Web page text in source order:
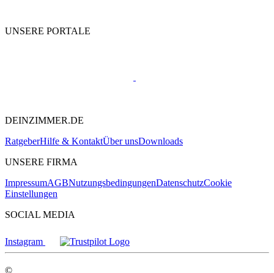
UNSERE PORTALE
DEINZIMMER.DE
RatgeberHilfe & KontaktÜber unsDownloads
UNSERE FIRMA
ImpressumAGBNutzungsbedingungenDatenschutzCookie
Einstellungen
SOCIAL MEDIA
Instagram
©